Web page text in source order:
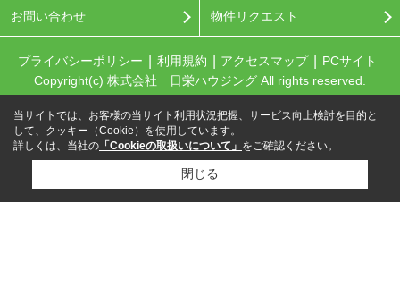
お問い合わせ 物件リクエスト
プライバシーポリシー 利用規約 アクセスマップ
PCサイト
Copyright(c) 株式会社 日栄ハウジング All rights reserved.
当サイトでは、お客様の当サイト利用状況把握、サービス向上検討を目的と
して、クッキー（Cookie）を使用しています。
詳しくは、当社の 「Cookieの取扱いについて」 をご確認ください。
閉じる